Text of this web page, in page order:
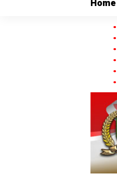
Home